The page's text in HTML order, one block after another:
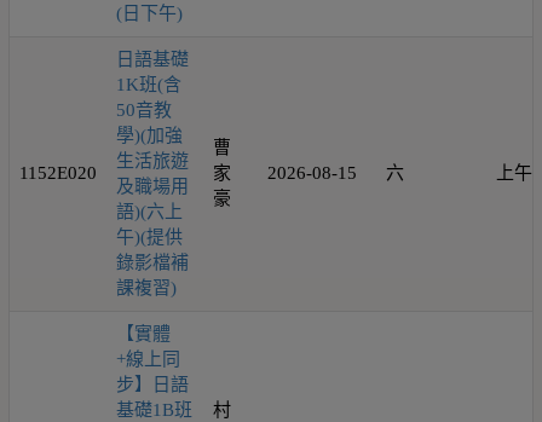
(日下午)
1152E020
日語基礎
1K班(含
50音教
學)(加強
生活旅遊
及職場用
語)(六上
午)(提供
錄影檔補
課複習)
曹
家
豪
2026-08-15 六 上午
【實體
+線上同
步】日語
基礎1B班
村